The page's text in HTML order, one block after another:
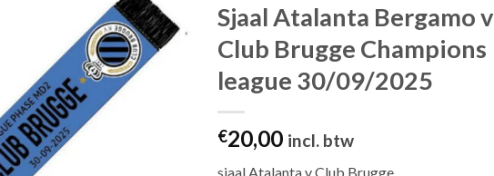
Toevoegen
aan
wenslijst
Sjaal Atalanta Bergamo v
Club Brugge Champions
league 30/09/2025
€20,00 incl. btw
sjaal Atalanta v Club Brugge